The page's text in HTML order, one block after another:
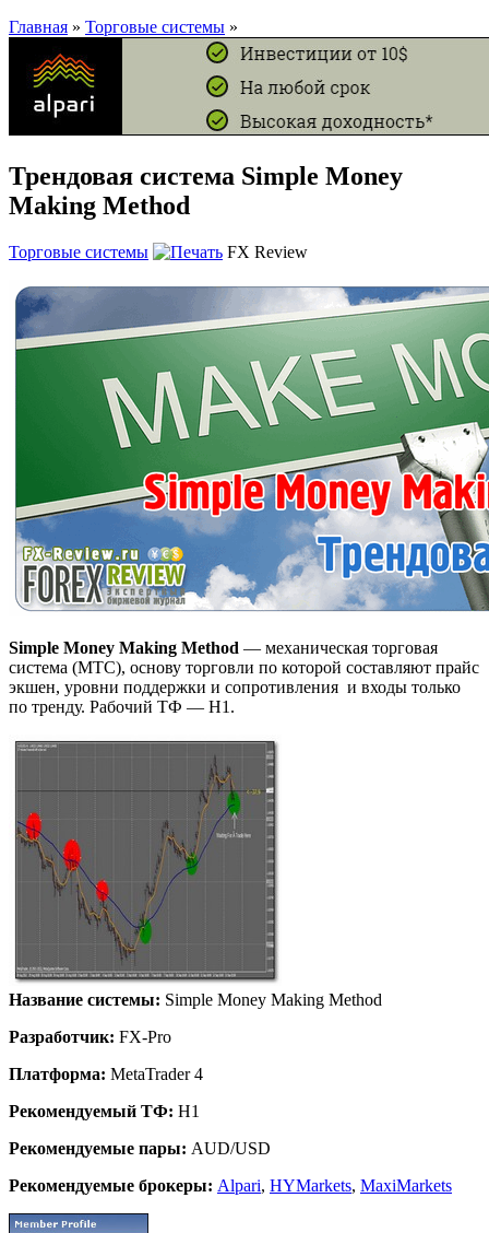
Главная » Торговые системы »
Трендовая система Simple Money
Making Method
Торговые системы FX Review
Simple Money Making Method — механическая торговая
система (МТС), основу торговли по которой составляют прайс
экшен, уровни поддержки и сопротивления и входы только
по тренду. Рабочий ТФ — H1.
Название системы: Simple Money Making Method
Разработчик: FX-Pro
Платформа: MetaTrader 4
Рекомендуемый ТФ: H1
Рекомендуемые пары: AUD/USD
Рекомендуемые брокеры: Alpari, HYMarkets, MaxiMarkets